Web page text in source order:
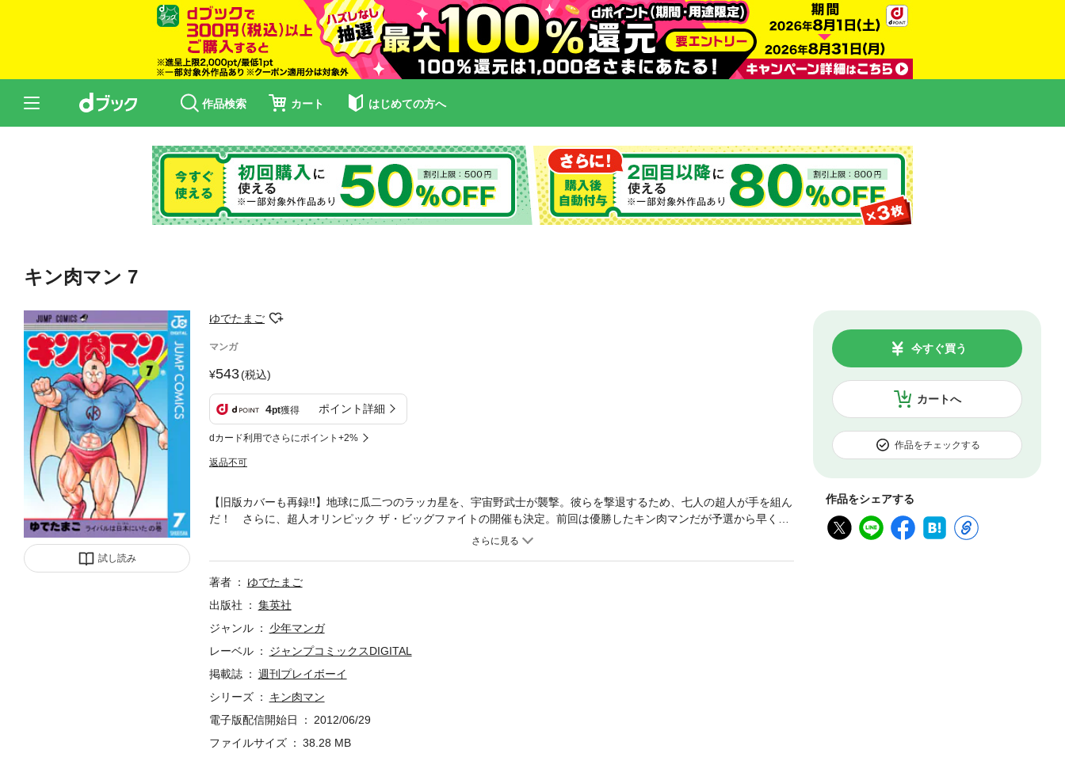
作品検索 カート はじめての方へ
キン肉マン 7
試し読み
ゆでたまご
マンガ
543(税込)
4pt獲得 ポイント詳細
dカード利用でさらにポイント+2%
返品不可
カートへ
今すぐ買う
作品をチェックする
作品をシェアする
【旧版カバーも再録!!】地球に瓜二つのラッカ星を、宇宙野武士が襲撃。彼らを撃退するため、七人の超人が手を組ん
だ！ さらに、超人オリンピック ザ・ビッグファイトの開催も決定。前回は優勝したキン肉マンだが予選から早くも
著者
ゆでたまご
出版社
集英社
ジャンル
少年マンガ
レーベル
ジャンプコミックスDIGITAL
掲載誌
週刊プレイボーイ
シリーズ
キン肉マン
電子版配信開始日
2012/06/29
ファイルサイズ
38.28 MB